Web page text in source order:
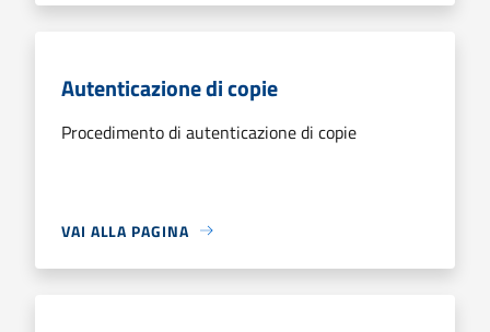
Autenticazione di copie
Procedimento di autenticazione di copie
VAI ALLA PAGINA